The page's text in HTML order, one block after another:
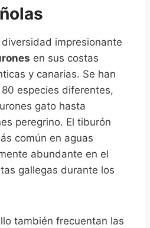
impresionante
en sus costas
y canarias. Se han
especies diferentes,
gato hasta
peregrino. El tiburón
común en aguas
abundante en el
gallegas durante los
también frecuentan las